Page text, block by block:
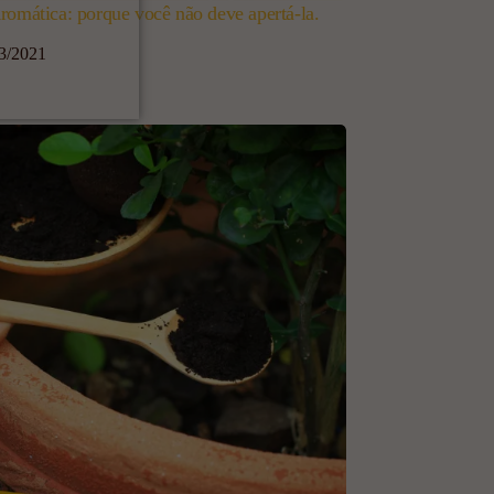
porque você não deve apertá-la.
2021